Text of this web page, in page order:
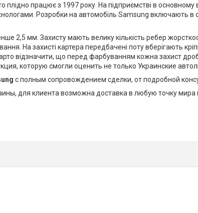
працює з 1997 року. На підприємстві в основному
Розробки на автомобіль Samsung включають в
2,5 мм. Захисту мають велику кількість ребер
На захисті картера передбачені поту вберігають
відзначити, що перед фарбуванням кожна захист
которую смогли оценить не только Украинские
с полным сопровождением сделки, от подробной
для клиента возможна доставка в любую точку